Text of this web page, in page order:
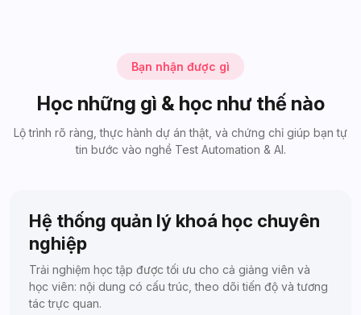
Bạn nhận được gì
Học những gì & học như thế nào
Lộ trình rõ ràng, thực hành dự án thật, và chứng chỉ giúp bạn tự
tin bước vào nghề Test Automation & AI.
Hệ thống quản lý khoá học chuyên
nghiệp
Trải nghiệm học tập được tối ưu cho cả giảng viên và
học viên: nội dung có cấu trúc, theo dõi tiến độ và tương
tác trực quan.